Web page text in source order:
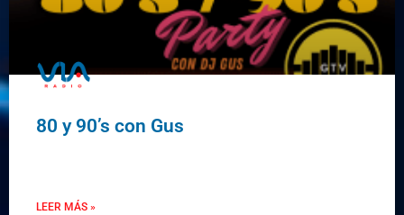
80 y 90’s con Gus
LEER MÁS »